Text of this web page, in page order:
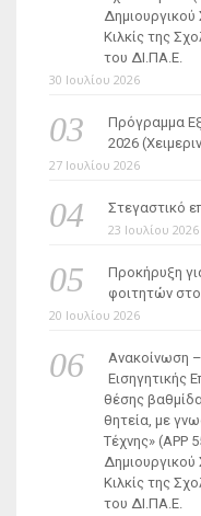
Δημιουργικού
Κιλκίς της
του ΔΙ.ΠΑ.Ε.
30 Ιουλίου 2026
Πρόγραμμα
2026
27 Ιουλίου 2026
Στεγαστικό
23 Ιουλίου 2026
Προκήρυξη
φοιτητών
20 Ιουλίου 2026
Ανακοίνωση
Εισηγητικής
θέσης
θητεία, με
Τέχνης» (ΑΡΡ
Δημιουργικού
Κιλκίς της
του ΔΙ.ΠΑ.Ε.